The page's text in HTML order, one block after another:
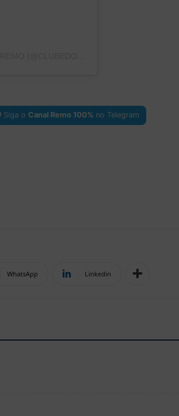
Siga o Canal Remo 100% no Telegram
WhatsApp Linkedin